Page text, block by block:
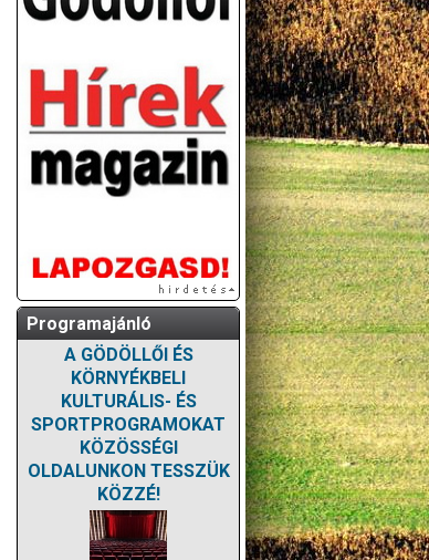
Programajánló
A GÖDÖLLŐI ÉS
KÖRNYÉKBELI
KULTURÁLIS- ÉS
SPORTPROGRAMOKAT
KÖZÖSSÉGI
OLDALUNKON TESSZÜK
KÖZZÉ!